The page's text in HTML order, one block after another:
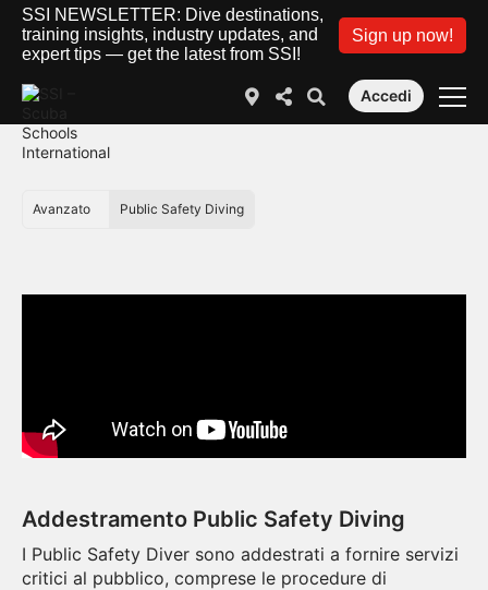
SSI NEWSLETTER: Dive destinations,
training insights, industry updates, and
expert tips — get the latest from SSI!
Sign up now!
Accedi
Avanzato Public Safety Diving
Addestramento Public Safety Diving
I Public Safety Diver sono addestrati a fornire servizi
critici al pubblico, comprese le procedure di